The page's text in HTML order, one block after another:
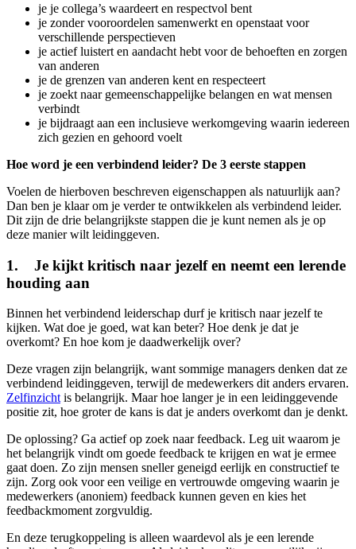
je je collega’s waardeert en respectvol bent
je zonder vooroordelen samenwerkt en openstaat voor
verschillende perspectieven
je actief luistert en aandacht hebt voor de behoeften en zorgen
van anderen
je de grenzen van anderen kent en respecteert
je zoekt naar gemeenschappelijke belangen en wat mensen
verbindt
je bijdraagt aan een inclusieve werkomgeving waarin iedereen
zich gezien en gehoord voelt
Hoe word je een verbindend leider? De 3 eerste stappen
Voelen de hierboven beschreven eigenschappen als natuurlijk aan?
Dan ben je klaar om je verder te ontwikkelen als verbindend leider.
Dit zijn de drie belangrijkste stappen die je kunt nemen als je op
deze manier wilt leidinggeven.
1. Je kijkt kritisch naar jezelf en neemt een lerende
houding aan
Binnen het verbindend leiderschap durf je kritisch naar jezelf te
kijken. Wat doe je goed, wat kan beter? Hoe denk je dat je
overkomt? En hoe kom je daadwerkelijk over?
Deze vragen zijn belangrijk, want sommige managers denken dat ze
verbindend leidinggeven, terwijl de medewerkers dit anders ervaren.
Zelfinzicht is belangrijk. Maar hoe langer je in een leidinggevende
positie zit, hoe groter de kans is dat je anders overkomt dan je denkt.
De oplossing? Ga actief op zoek naar feedback. Leg uit waarom je
het belangrijk vindt om goede feedback te krijgen en wat je ermee
gaat doen. Zo zijn mensen sneller geneigd eerlijk en constructief te
zijn. Zorg ook voor een veilige en vertrouwde omgeving waarin je
medewerkers (anoniem) feedback kunnen geven en kies het
feedbackmoment zorgvuldig.
En deze terugkoppeling is alleen waardevol als je een lerende